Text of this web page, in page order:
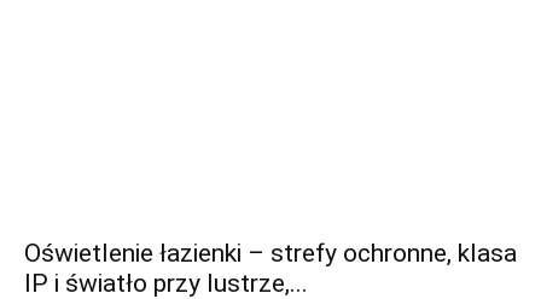
Oświetlenie łazienki – strefy ochronne, klasa
IP i światło przy lustrze,...